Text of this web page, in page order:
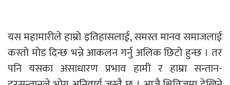
यस महामारीले हाम्रो इतिहासलाई, समस्त मानव समाजलाई
कस्तो मोड दिन्छ भन्ने आकलन गर्नु अलिक छिटो हुन्छ । तर
पनि यसका असाधारण प्रभाव हामी र हाम्रा सन्तान-